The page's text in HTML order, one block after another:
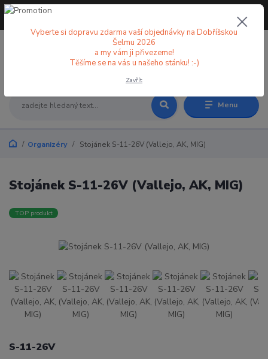
Menu
+420 773 998 582
Organizéry Stojánek S-11-26V (Vallejo, AK, MIG)
Stojánek S-11-26V (Vallejo, AK, MIG)
TOP produkt
S-11-26V
Vyberte si dopravu zdarma vaší objednávky na Dobříšskou
Šelmu 2026
a my vám ji přivezeme!
Těšíme se na vás u našeho stánku! :-)
Zavřít